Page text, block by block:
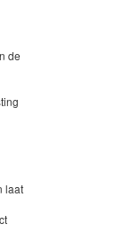
de
laat